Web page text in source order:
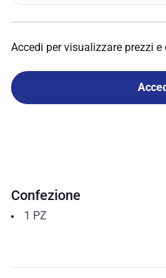
Accedi per visualizzare prezzi
Confezione
1 PZ